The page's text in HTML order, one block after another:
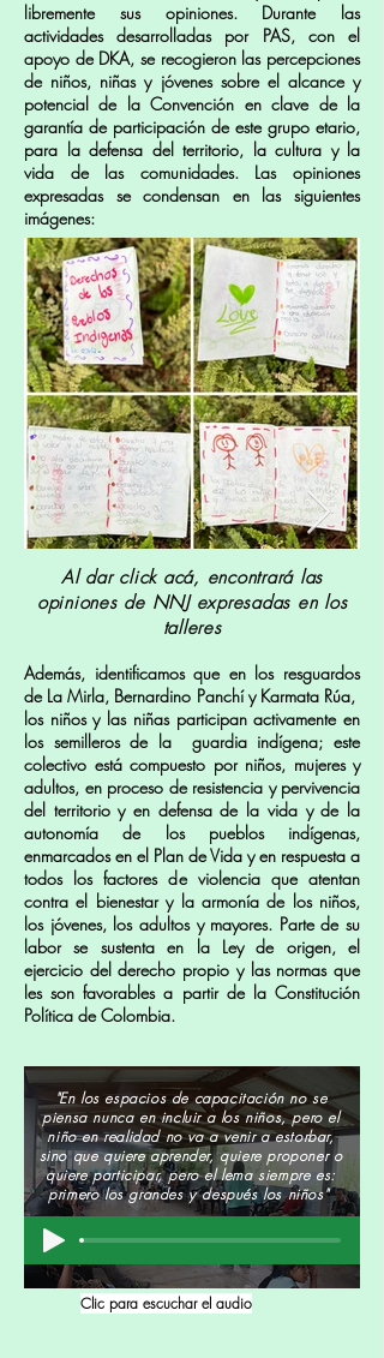
libremente sus opiniones. Durante las
actividades desarrolladas por PAS, con el
apoyo de DKA, se recogieron las percepciones
de niños, niñas y jóvenes sobre el alcance y
potencial de la Convención en clave de la
garantía de participación de este grupo etario,
para la defensa del territorio, la cultura y la
vida de las comunidades. Las opiniones
expresadas se condensan en las siguientes
imágenes:
Al dar click acá, encontrará las
opiniones de NNJ expresadas en los
talleres
Además, identificamos que en los resguardos
de La Mirla, Bernardino Panchí y Karmata Rúa,
los niños y las niñas participan activamente en
los semilleros de la guardia indígena; este
colectivo está compuesto por niños, mujeres y
adultos, en proceso de resistencia y pervivencia
del territorio y en defensa de la vida y de la
autonomía de los pueblos indígenas,
enmarcados en el Plan de Vida y en respuesta a
todos los factores de violencia que atentan
contra el bienestar y la armonía de los niños,
los jóvenes, los adultos y mayores. Parte de su
labor se sustenta en la Ley de origen, el
ejercicio del derecho propio y las normas que
les son favorables a partir de la Constitución
Política de Colombia.
"En los espacios de capacitación no se
piensa nunca en incluir a los niños, pero el
niño en realidad no va a venir a estorbar,
sino que quiere aprender, quiere proponer o
quiere participar, pero el lema siempre es:
primero los grandes y después los niños"
Clic para escuchar el audio